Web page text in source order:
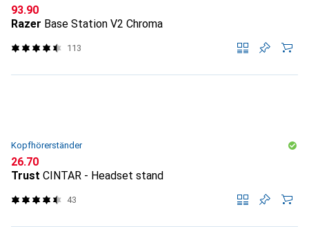
CHF
93.90
Razer Base Station V2 Chroma
113
Kopfhörerständer
CHF
26.70
Trust CINTAR - Headset stand
43